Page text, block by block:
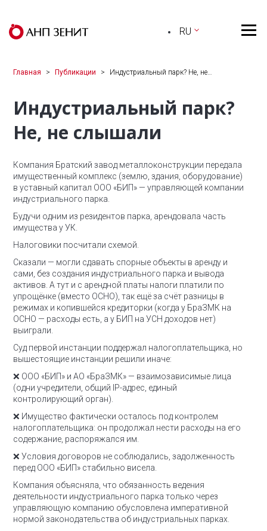
RU
Главная Публикации Индустриальный парк? Не, не…
Индустриальный парк?
Не, не слышали
Компания Братский завод металлоконструкции передала
имущественный комплекс (землю, здания, оборудование)
в уставный капитал ООО «БИП» — управляющей компании
индустриального парка.
Будучи одним из резидентов парка, арендовала часть
имущества у УК.
Налоговики посчитали схемой.
Сказали — могли сдавать спорные объекты в аренду и
сами, без создания индустриального парка и вывода
активов. А тут и с арендной платы налоги платили по
упрощёнке (вместо ОСНО), так ещё за счёт разницы в
режимах и копившейся кредиторки (когда у БраЗМК на
ОСНО — расходы есть, а у БИП на УСН доходов нет)
выиграли.
Суд первой инстанции поддержал налогоплательщика, но
вышестоящие инстанции решили иначе:
❌ ООО «БИП» и АО «БраЗМК» — взаимозависимые лица
(одни учредители, общий IP-адрес, единый
контролирующий орган).
❌ Имущество фактически осталось под контролем
налогоплательщика: он продолжал нести расходы на его
содержание, распоряжался им.
❌ Условия договоров не соблюдались, задолженность
перед ООО «БИП» стабильно висела.
Компания объясняла, что обязанность ведения
деятельности индустриального парка только через
управляющую компанию обусловлена императивной
нормой законодательства об индустриальных парках.